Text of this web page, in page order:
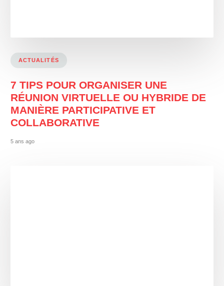
ACTUALITÉS
7 TIPS POUR ORGANISER UNE
RÉUNION VIRTUELLE OU HYBRIDE DE
MANIÈRE PARTICIPATIVE ET
COLLABORATIVE
5 ans ago